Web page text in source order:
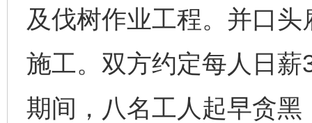
及伐树作业工程。并口
施工。双方约定每人日
期间，八名工人起早贪